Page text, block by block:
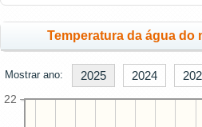
Temperatura da água do
Mostrar ano: 2025 2024
22